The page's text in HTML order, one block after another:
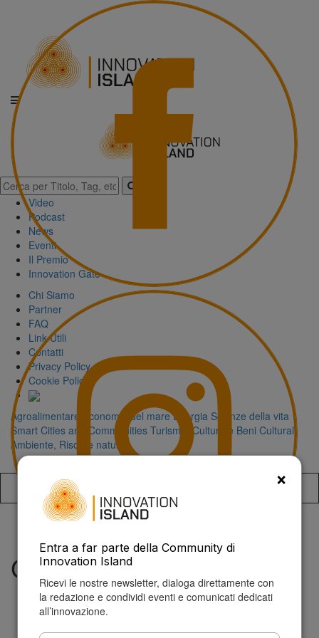
Video
Podcast
News
Eventi
Il Premio
Innovation Gate
Chi Siamo
Partner
FAQ
Link Utili
Contatti
Privacy Policy
Cookie Policy
Agroalimentare Economia del mare Energia Scienze della vita
Smart Cities and Communities Turismo, Cultura e Beni Culturali
Ambiente, Risorse naturali
Chris Anderson
×
Entra a far parte della Community di
Innovation Island
Ricevi le nostre newsletter, dialoga direttamente con
la redazione e condividi eventi e comunicati dedicati
all’innovazione.